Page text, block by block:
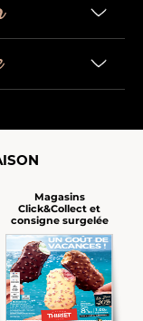
Magasins
Click&Collect et
consigne surgelée